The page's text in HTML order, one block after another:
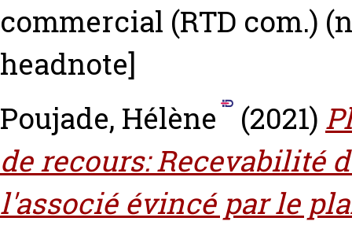
commercial (RTD com.)
headnote]
Poujade, Hélène
(2021)
de recours: Recevabilité
l'associé évincé par le